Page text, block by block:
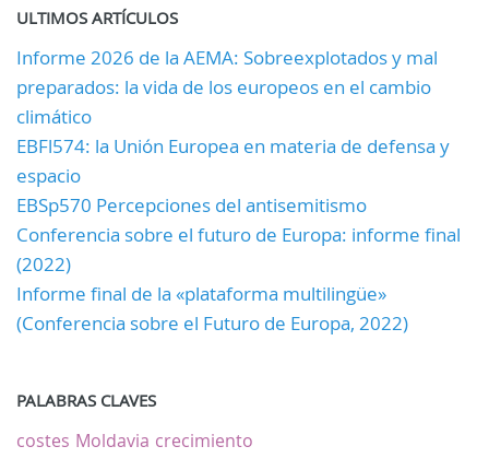
ULTIMOS ARTÍCULOS
Informe 2026 de la AEMA: Sobreexplotados y mal
preparados: la vida de los europeos en el cambio
climático
EBFl574: la Unión Europea en materia de defensa y
espacio
EBSp570 Percepciones del antisemitismo
Conferencia sobre el futuro de Europa: informe final
(2022)
Informe final de la «plataforma multilingüe»
(Conferencia sobre el Futuro de Europa, 2022)
PALABRAS CLAVES
costes Moldavia crecimiento